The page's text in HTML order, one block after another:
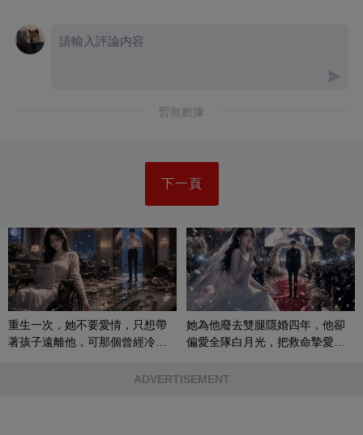
暫無數據
下一頁
重生一次，她不要愛情，只想帶
著孩子遠離他，可那個曾經冷漠
她為他廢去雙腿隱婚四年，他卻
偏愛全隊白月光，把救命摯愛當
ADVERTISEMENT